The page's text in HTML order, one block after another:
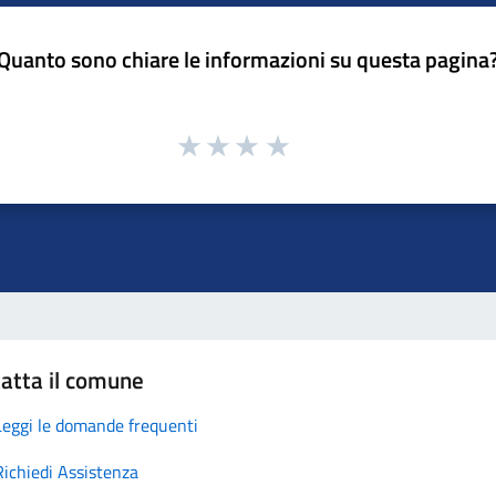
sono chiare le informazioni su questa
il comune
le domande frequenti
Assistenza